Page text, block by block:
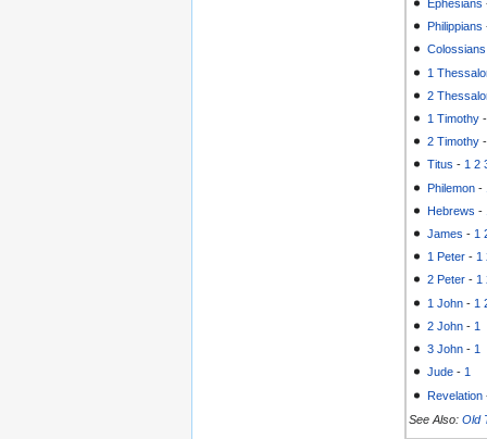
Ephesians
Philippians
Colossians
1
2
1 Timothy
2 Timothy
Titus -1 2
Philemon -
Hebrews -
James - 1
1 Peter - 1
2 Peter -1
1 John - 1
2 John - 1
3 John - 1
Jude - 1
Revelation
See Also: Old